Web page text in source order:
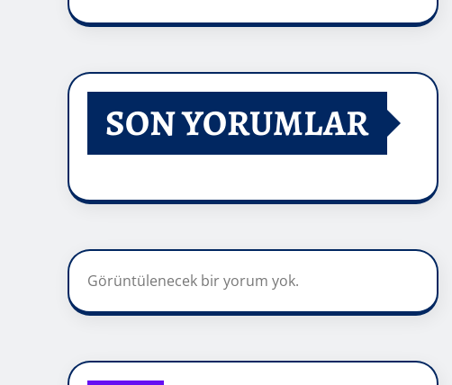
SON YORUMLAR
Görüntülenecek bir yorum yok.